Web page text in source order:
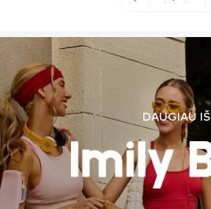
DAUGIAU IŠ